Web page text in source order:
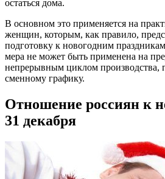
остаться дома.
В основном это применяется на
женщин, которым, как правило,
подготовку к новогодним
мера не может быть применена на
непрерывным циклом производства,
сменному графику.
Отношение россиян к
31 декабря